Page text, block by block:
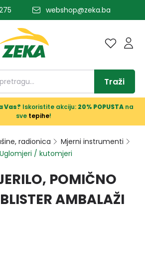
webshop@zeka.ba
Traži
Vas? Iskoristite akciju: 20% POPUSTAna
sve tepihe!
radionica
Mjerni instrumenti
Uglomjeri / kutomjeri
POMIČNO
AMBALAŽI